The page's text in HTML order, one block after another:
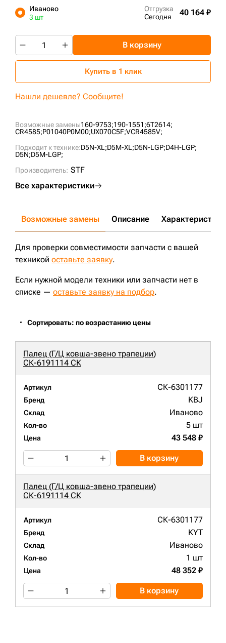
Возможные замены160-9753;190-1551;6T2614;
CR4585;P01040P0M00;UX070C5F;VCR4585V;
Подходит к технике:D5N-XL;D5M-XL;D5N-LGP;D4H-LGP;
D5N;D5M-LGP;
Производитель: STF
Все характеристики
Иваново
3 шт
Отгрузка
Сегодня
40 164 ₽
В корзину
Купить в 1 клик
Нашли дешевле? Сообщите!
Возможные замены Описание Характеристики
Для проверки совместимости запчасти с вашей
техникой оставьте заявку.
Если нужной модели техники или запчасти нет в
списке — оставьте заявку на подбор.
Сортировать: по возрастанию цены
Палец (Г/Ц ковша-звено трапеции)
СК-6191114 СК
Артикул СК-6301177
Бренд KBJ
Склад Иваново
Кол-во 5 шт
Цена 43 548 ₽
В корзину
Палец (Г/Ц ковша-звено трапеции)
СК-6191114 СК
Артикул СК-6301177
Бренд KYT
Склад Иваново
Кол-во 1 шт
Цена 48 352 ₽
В корзину